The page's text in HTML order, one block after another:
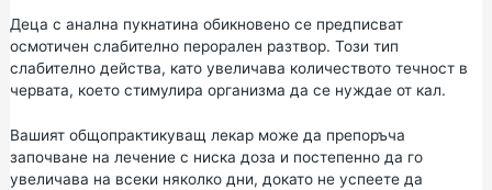
Деца с анална пукнатина обикновено се предписват
осмотичен слабително перорален разтвор. Този тип
слабително действа, като увеличава количеството течност в
червата, което стимулира организма да се нуждае от кал.
Вашият общопрактикуващ лекар може да препоръча
започване на лечение с ниска доза и постепенно да го
увеличава на всеки няколко дни, докато не успеете да